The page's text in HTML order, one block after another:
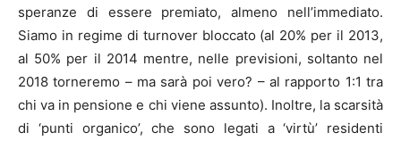
speranze di essere premiato, almeno nell’immediato.
Siamo in regime di turnover bloccato (al 20% per il 2013,
al 50% per il 2014 mentre, nelle previsioni, soltanto nel
2018 torneremo – ma sarà poi vero? – al rapporto 1:1 tra
chi va in pensione e chi viene assunto). Inoltre, la scarsità
di ‘punti organico’, che sono legati a ‘virtù’ residenti